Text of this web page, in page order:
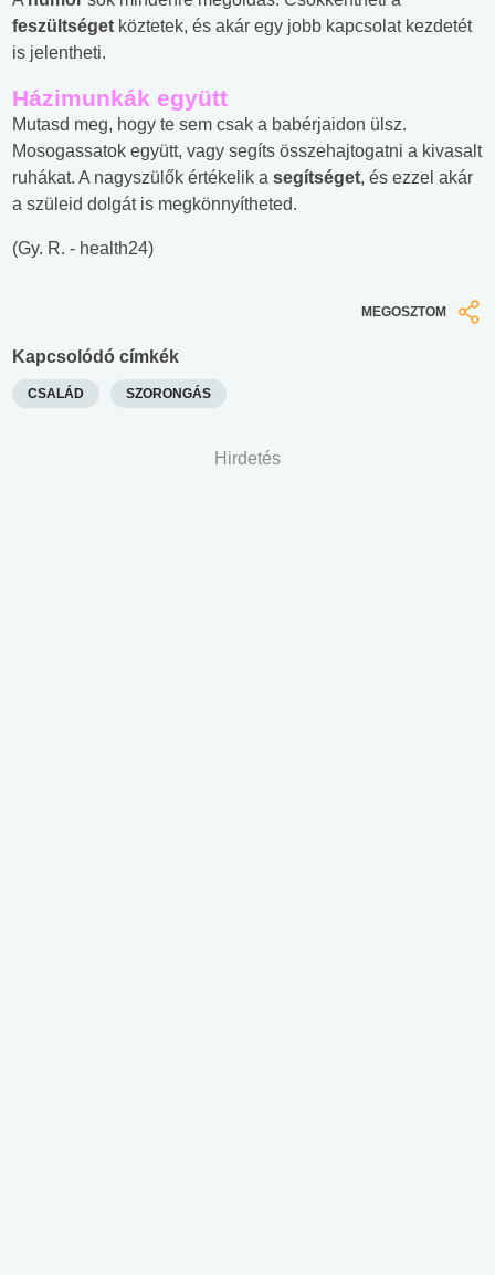
feszültséget köztetek, és akár egy jobb kapcsolat kezdetét
is jelentheti.
Házimunkák együtt
Mutasd meg, hogy te sem csak a babérjaidon ülsz.
Mosogassatok együtt, vagy segíts összehajtogatni a kivasalt
ruhákat. A nagyszülők értékelik a segítséget, és ezzel akár
a szüleid dolgát is megkönnyítheted.
(Gy. R. - health24)
MEGOSZTOM
Kapcsolódó címkék
CSALÁD SZORONGÁS
Hirdetés